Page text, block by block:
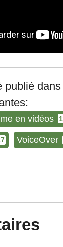
publié
en vidéos
VoiceOver